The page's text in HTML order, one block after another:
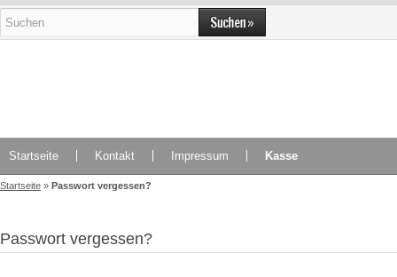
Startseite Kontakt Impressum Kasse
Startseite » Passwort vergessen?
Passwort vergessen?